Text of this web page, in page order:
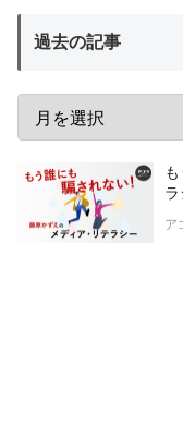
過去の記事
ラ
ア